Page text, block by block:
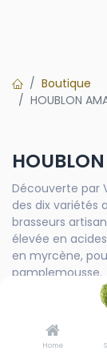
Home
Boutique
HOUBLON
Découverte par
des dix variétés
brasseurs
élevée en
en myrcène,
pamplemousse.
2024YCH